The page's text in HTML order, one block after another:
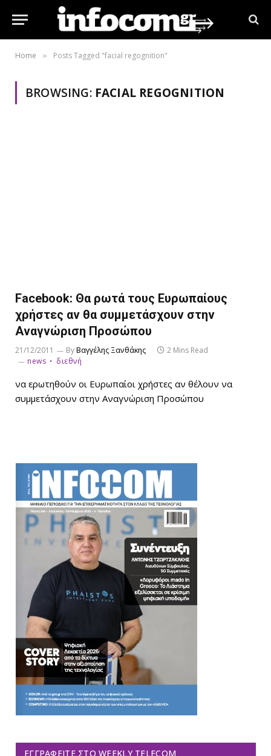
Home » Posts Tagged "facial regognition"
BROWSING: FACIAL REGOGNITION
Facebook: Θα ρωτά τους Ευρωπαίους
χρήστες αν θα συμμετάσχουν στην
Αναγνώριση Προσώπου
21/12/2011 ByΒαγγέλης Ξανθάκης
2 Mins Read
news
διεθνή
να ερωτηθούν οι Ευρωπαίοι χρήστες αν θέλουν να
συμμετάσχουν στην Αναγνώριση Προσώπου
ΕΓΓΡΑΦΕΊΤΕ ΣΤΟ WEEKLY TELECOM